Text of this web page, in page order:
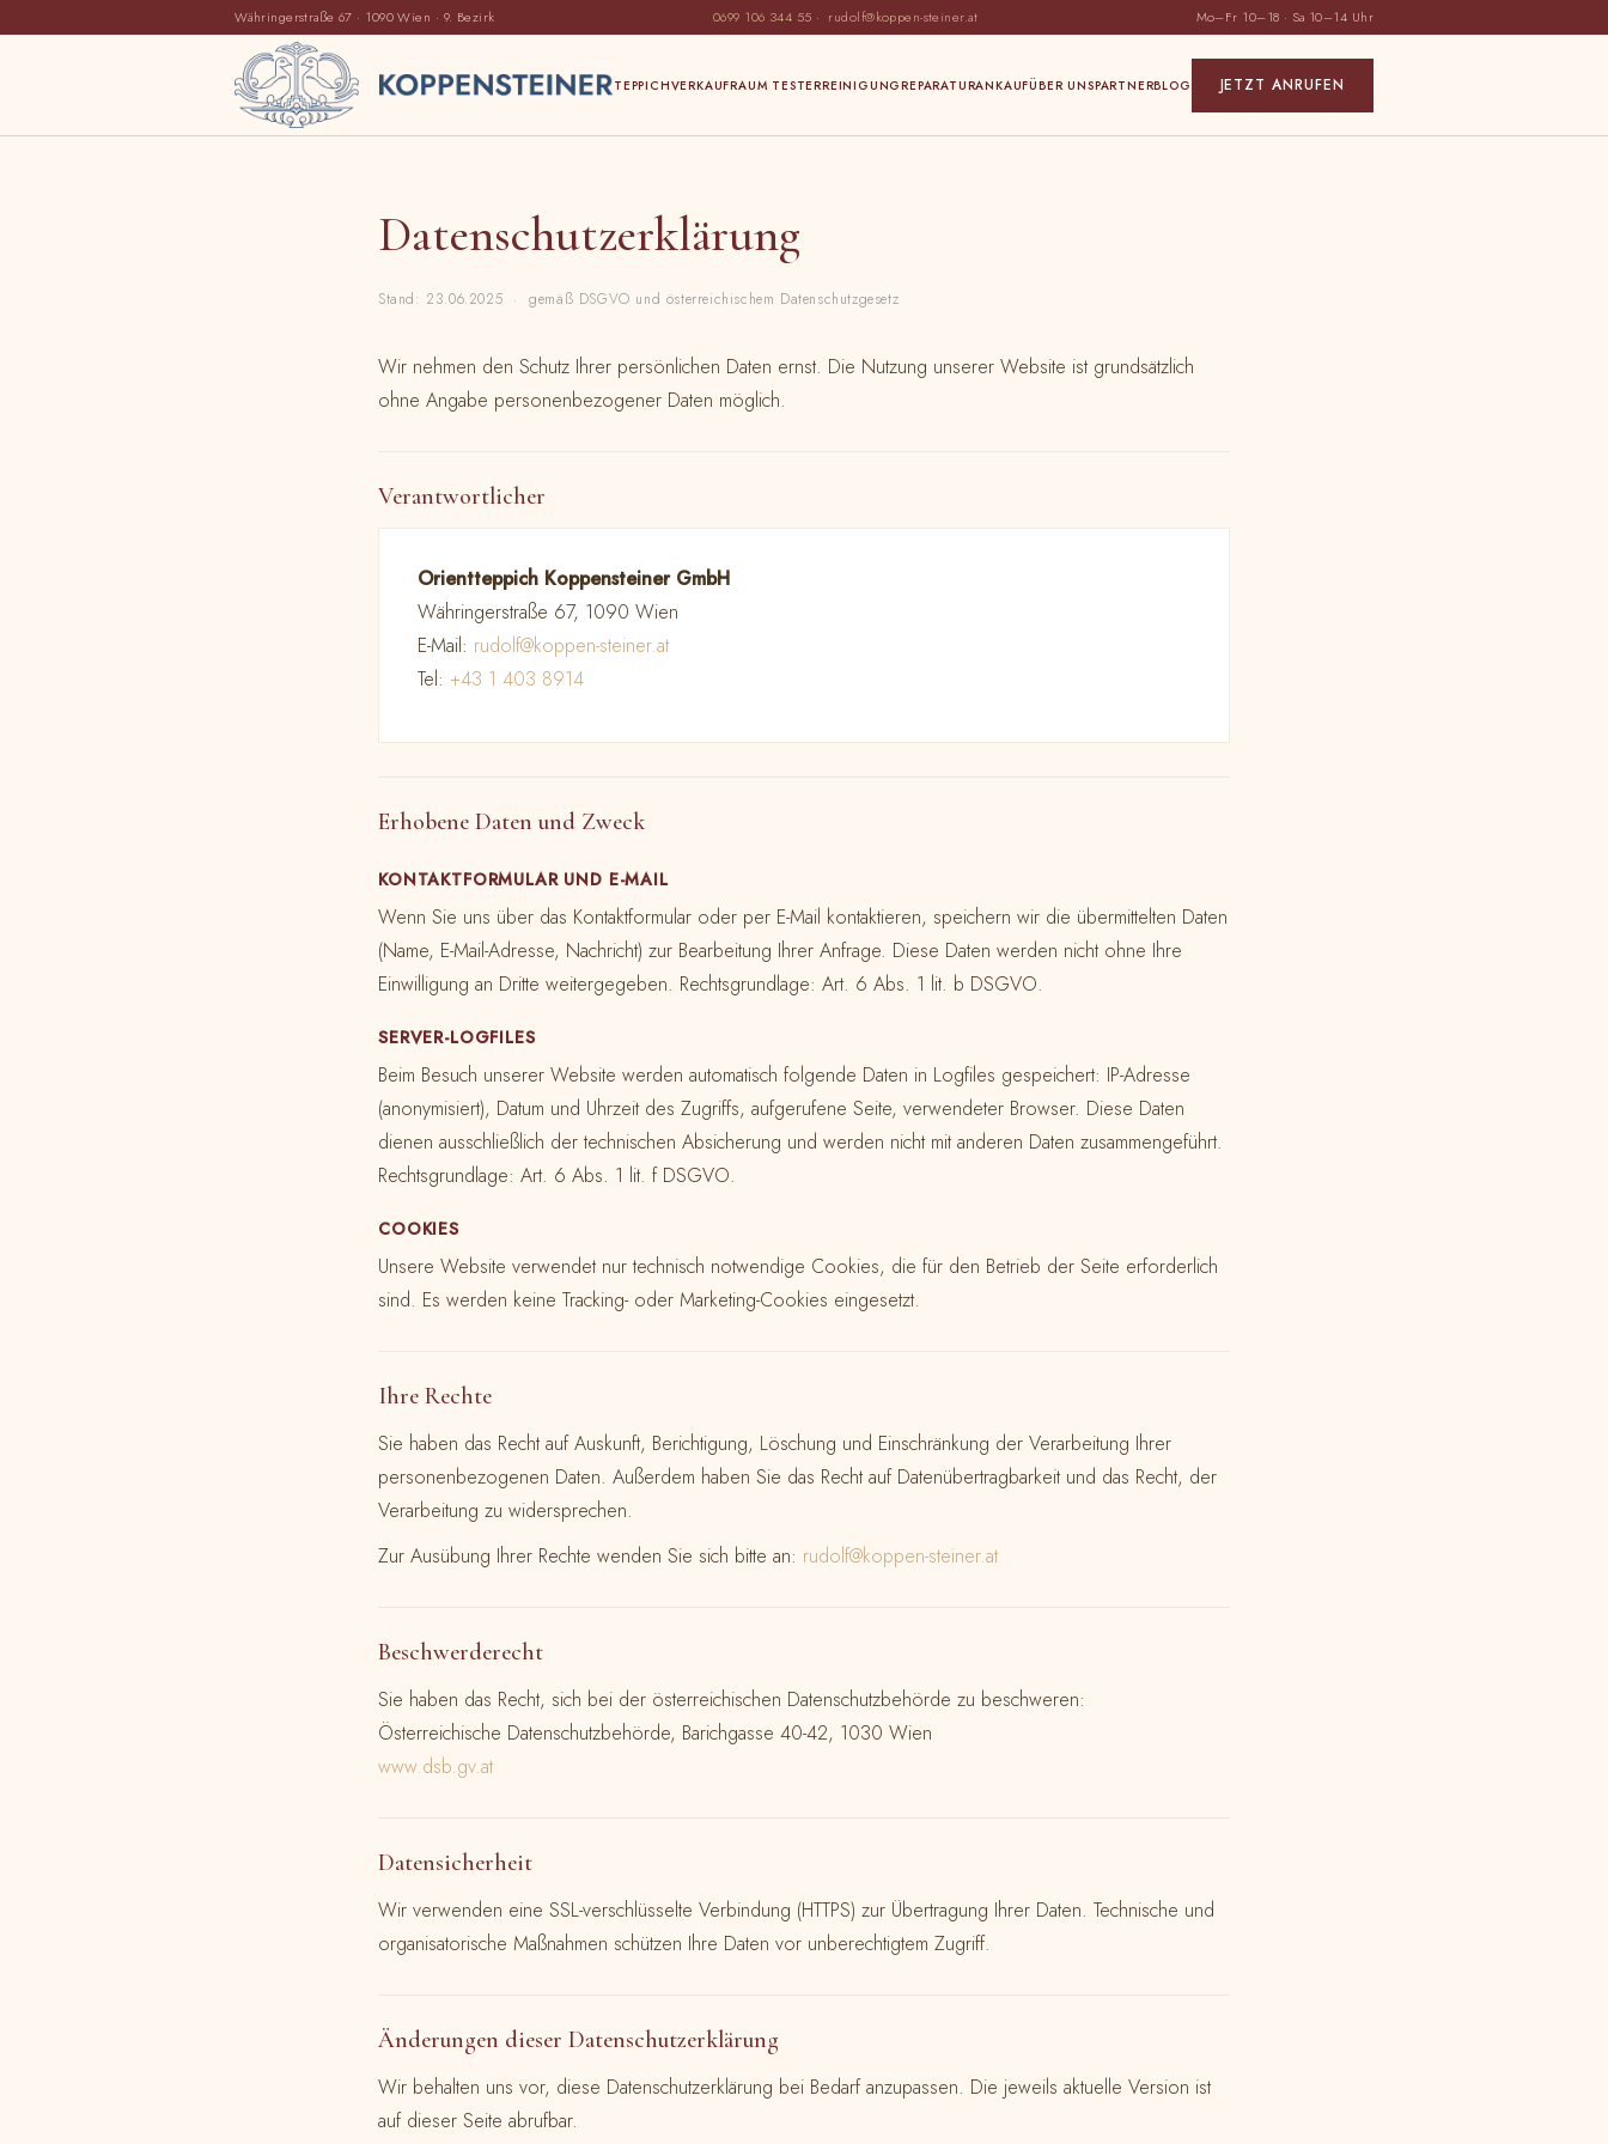
Währingerstraße 67 · 1090 Wien · 9. Bezirk 0699 106 344 55 · rudolf@koppen-steiner.at Mo–Fr 10–18 · Sa 10–14 Uhr
TEPPICHVERKAUFRAUM TESTERREINIGUNGREPARATURANKAUFÜBER UNSPARTNERBLOG JETZT ANRUFEN
Datenschutzerklärung
Stand: 23.06.2025 · gemäß DSGVO und österreichischem Datenschutzgesetz
Wir nehmen den Schutz Ihrer persönlichen Daten ernst. Die Nutzung unserer Website ist grundsätzlich
ohne Angabe personenbezogener Daten möglich.
Verantwortlicher
Orientteppich Koppensteiner GmbH
Währingerstraße 67, 1090 Wien
E-Mail: rudolf@koppen-steiner.at
Tel: +43 1 403 8914
Erhobene Daten und Zweck
KONTAKTFORMULAR UND E-MAIL
Wenn Sie uns über das Kontaktformular oder per E-Mail kontaktieren, speichern wir die übermittelten Daten
(Name, E-Mail-Adresse, Nachricht) zur Bearbeitung Ihrer Anfrage. Diese Daten werden nicht ohne Ihre
Einwilligung an Dritte weitergegeben. Rechtsgrundlage: Art. 6 Abs. 1 lit. b DSGVO.
SERVER-LOGFILES
Beim Besuch unserer Website werden automatisch folgende Daten in Logfiles gespeichert: IP-Adresse
(anonymisiert), Datum und Uhrzeit des Zugriffs, aufgerufene Seite, verwendeter Browser. Diese Daten
dienen ausschließlich der technischen Absicherung und werden nicht mit anderen Daten zusammengeführt.
Rechtsgrundlage: Art. 6 Abs. 1 lit. f DSGVO.
COOKIES
Unsere Website verwendet nur technisch notwendige Cookies, die für den Betrieb der Seite erforderlich
sind. Es werden keine Tracking- oder Marketing-Cookies eingesetzt.
Ihre Rechte
Sie haben das Recht auf Auskunft, Berichtigung, Löschung und Einschränkung der Verarbeitung Ihrer
personenbezogenen Daten. Außerdem haben Sie das Recht auf Datenübertragbarkeit und das Recht, der
Verarbeitung zu widersprechen.
Zur Ausübung Ihrer Rechte wenden Sie sich bitte an: rudolf@koppen-steiner.at
Beschwerderecht
Sie haben das Recht, sich bei der österreichischen Datenschutzbehörde zu beschweren:
Österreichische Datenschutzbehörde, Barichgasse 40-42, 1030 Wien
www.dsb.gv.at
Datensicherheit
Wir verwenden eine SSL-verschlüsselte Verbindung (HTTPS) zur Übertragung Ihrer Daten. Technische und
organisatorische Maßnahmen schützen Ihre Daten vor unberechtigtem Zugriff.
Änderungen dieser Datenschutzerklärung
Wir behalten uns vor, diese Datenschutzerklärung bei Bedarf anzupassen. Die jeweils aktuelle Version ist
auf dieser Seite abrufbar.